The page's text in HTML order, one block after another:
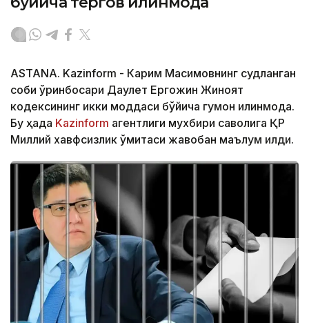
ASTANA. Kazinform - Карим Масимовнинг судланган
собиқ ўринбосари Даулет Ергожин Жиноят
кодексининг икки моддаси бўйича гумон қилинмоқда.
Бу ҳақда Kazinform агентлиги мухбири саволига ҚР
Миллий хавфсизлик қўмитаси жавобан маълум қилди.